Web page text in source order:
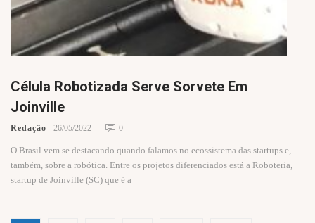
Célula Robotizada Serve Sorvete Em
Joinville
Redação 26/05/2022 0
O Brasil vem se destacando quando falamos no ecossistema das startups e,
também, sobre a robótica. Entre os projetos diferenciados está a Roboteria,
startup de Joinville (SC) que é a